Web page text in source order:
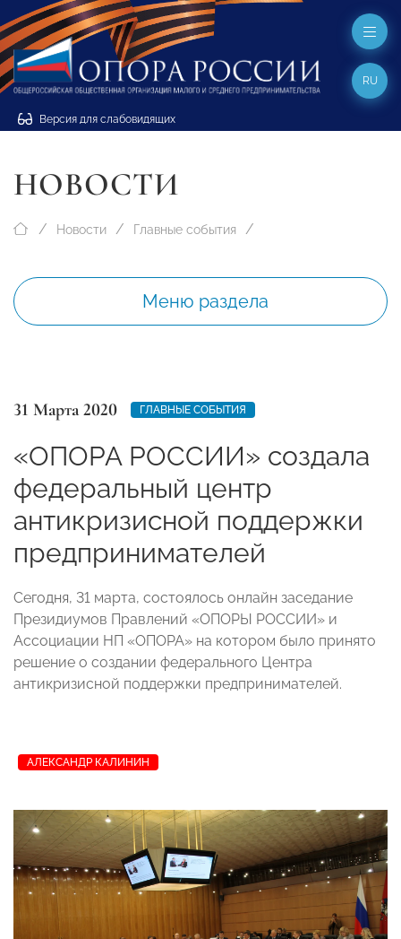
Версия для слабовидящих
RU
НОВОСТИ
Новости Главные события
Меню раздела
31 Марта 2020 ГЛАВНЫЕ СОБЫТИЯ
«ОПОРА РОССИИ» создала
федеральный центр
антикризисной поддержки
предпринимателей
Сегодня, 31 марта, состоялось онлайн заседание
Президиумов Правлений «ОПОРЫ РОССИИ» и
Ассоциации НП «ОПОРА» на котором было принято
решение о создании федерального Центра
антикризисной поддержки предпринимателей.
АЛЕКСАНДР КАЛИНИН